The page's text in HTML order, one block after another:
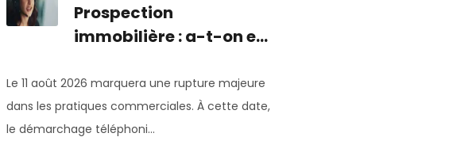
Prospection
immobilière : a-t-on e...
Le 11 août 2026 marquera une rupture majeure
dans les pratiques commerciales. À cette date,
le démarchage téléphoni...